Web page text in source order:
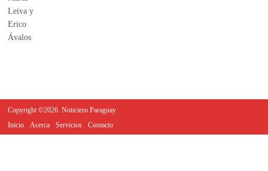
Copyright ©2026. Noticiero Paraguay
Inicio
Acerca Servicios Contacto